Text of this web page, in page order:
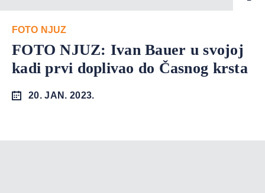
FOTO NJUZ
FOTO NJUZ: Ivan Bauer u svojoj
kadi prvi doplivao do Časnog krsta
20. JAN. 2023.